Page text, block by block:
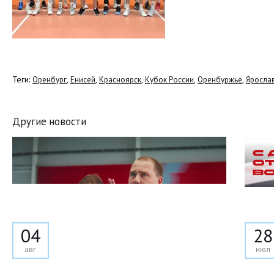
Теги: Оренбург, Енисей, Красноярск, Кубок России, Оренбуржье,
Другие новости
04
авг
28
июл